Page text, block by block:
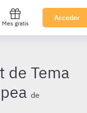
Mes gratis
Acceder
de Tema
de